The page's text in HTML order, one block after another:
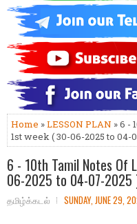
Home »LESSON PLAN » 6 -
1st week ( 30-06-2025 to 04-
6 - 10th Tamil Notes Of
06-2025 to 04-07-2025
தமிழ்க்கடல் SUNDAY, JUNE 29,